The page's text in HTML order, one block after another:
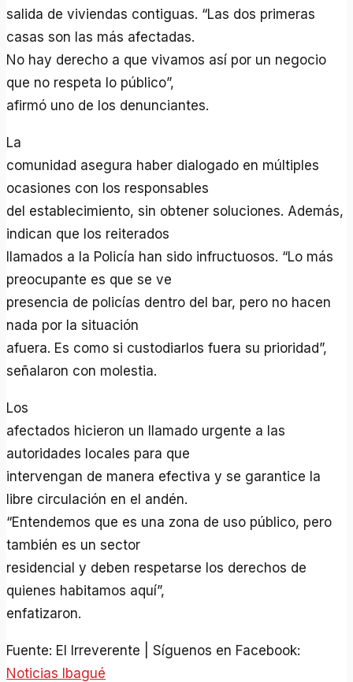
salida de viviendas contiguas. “Las dos primeras
casas son las más afectadas.
No hay derecho a que vivamos así por un negocio
que no respeta lo público”,
afirmó uno de los denunciantes.
La
comunidad asegura haber dialogado en múltiples
ocasiones con los responsables
del establecimiento, sin obtener soluciones. Además,
indican que los reiterados
llamados a la Policía han sido infructuosos. “Lo más
preocupante es que se ve
presencia de policías dentro del bar, pero no hacen
nada por la situación
afuera. Es como si custodiarlos fuera su prioridad”,
señalaron con molestia.
Los
afectados hicieron un llamado urgente a las
autoridades locales para que
intervengan de manera efectiva y se garantice la
libre circulación en el andén.
“Entendemos que es una zona de uso público, pero
también es un sector
residencial y deben respetarse los derechos de
quienes habitamos aquí”,
enfatizaron.
Fuente: El Irreverente | Síguenos en Facebook:
Noticias Ibagué